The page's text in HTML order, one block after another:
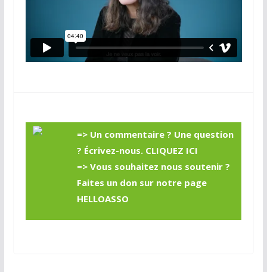
=> Un commentaire ? Une question
? Écrivez-nous.CLIQUEZ ICI
=> Vous souhaitez nous soutenir ?
Faites un don sur notre page
HELLOASSO